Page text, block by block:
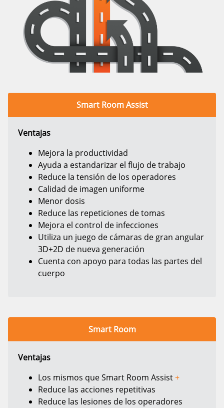
Smart Room Assist
Ventajas
Mejora la productividad
Ayuda a estandarizar el flujo de trabajo
Reduce la tensión de los operadores
Calidad de imagen uniforme
Menor dosis
Reduce las repeticiones de tomas
Mejora el control de infecciones
Utiliza un juego de cámaras de gran angular
3D+2D de nueva generación
Cuenta con apoyo para todas las partes del
cuerpo
Smart Room
Ventajas
Los mismos que Smart Room Assist+
Reduce las acciones repetitivas
Reduce las lesiones de los operadores